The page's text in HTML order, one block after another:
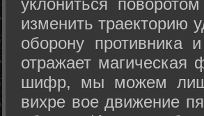
изменить траекторию
оборону противника
отражает магическая
шифр, мы можем лишь
вихре вое движение